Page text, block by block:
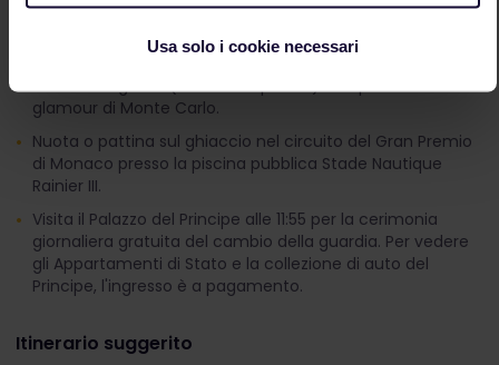
Usa solo i cookie necessari
Osserva la gente (e le loro supercar) nel quartiere
glamour di Monte Carlo.
Nuota o pattina sul ghiaccio nel circuito del Gran Premio
di Monaco presso la piscina pubblica Stade Nautique
Rainier III.
Visita il Palazzo del Principe alle 11:55 per la cerimonia
giornaliera gratuita del cambio della guardia. Per vedere
gli Appartamenti di Stato e la collezione di auto del
Principe, l'ingresso è a pagamento.
Itinerario suggerito